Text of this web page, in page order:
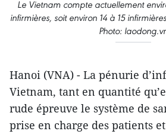
Le Vietnam compte actuellement
infirmières, soit environ 14 à 15
Photo:
Hanoi (VNA) - La pénurie
Vietnam, tant en quantité
rude épreuve le système de
prise en charge des patients